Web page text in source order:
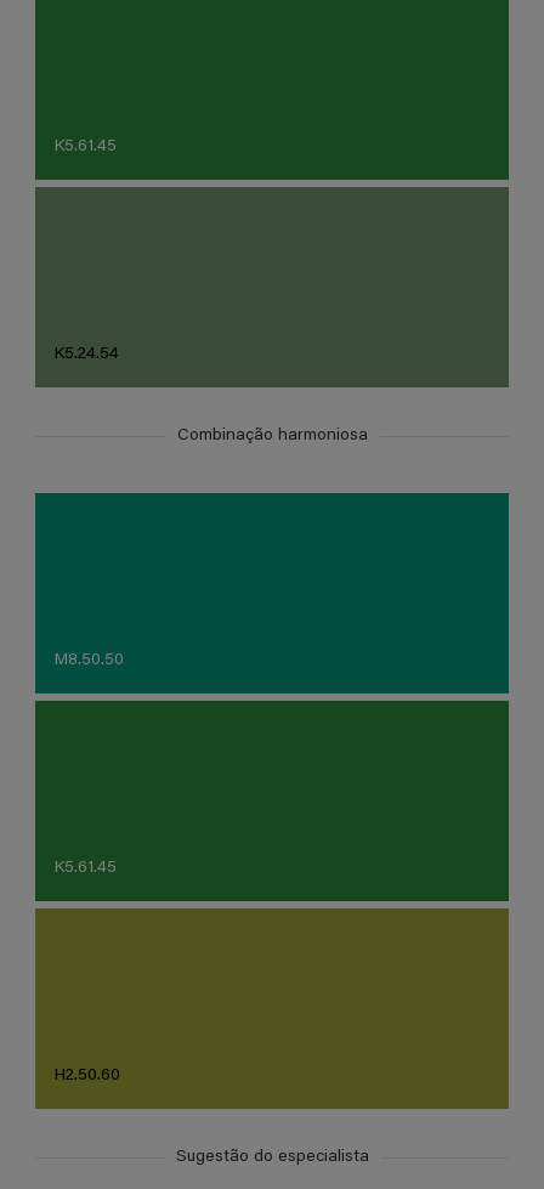
K5.61.45
K5.24.54
Combinação harmoniosa
M8.50.50
K5.61.45
H2.50.60
Sugestão do especialista